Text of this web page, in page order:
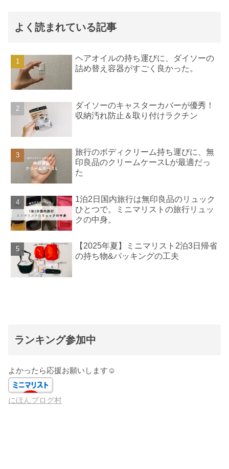
よく読まれている記事
ヘアオイルの持ち運びに、ダイソーの
詰め替え容器がすごく良かった。
ダイソーのキャスターカバーが優秀！
収納汚れ防止＆取り付けラクチン
旅行のボディクリーム持ち運びに、無
印良品のクリームケースLが最適だっ
た
1泊2日国内旅行は無印良品のリュック
ひとつで。ミニマリストの旅行リュッ
クの中身。
【2025年夏】ミニマリスト2泊3日帰省
の持ち物&パッキングの工夫
ランキング参加中
よかったら応援お願いします☺️
にほんブログ村